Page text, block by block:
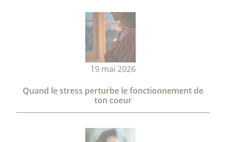
19 mai 2026
Quand le stress perturbe le fonctionnement de
ton coeur